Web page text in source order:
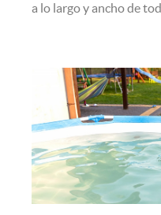
a lo largo y ancho de